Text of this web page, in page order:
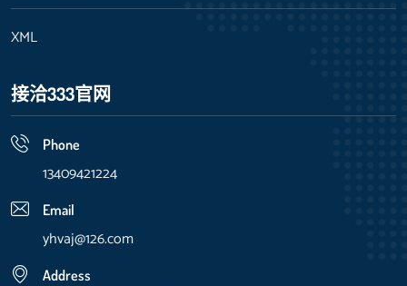
XML
接洽333官网
Phone
13409421224
Email
yhvaj@126.com
Address